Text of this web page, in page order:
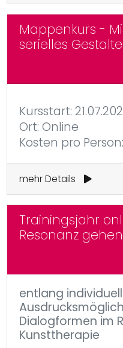
Mappenkurs -
serielles
Kursstart:
Ort: Online
Kosten pro
mehr Details
Trainingsjahr
Resonanz
entlang
Dialogformen im
Kunsttherapie